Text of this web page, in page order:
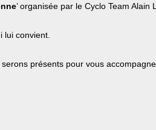
’ organisée par le Cyclo Team Alain
lui convient.
présents pour vous